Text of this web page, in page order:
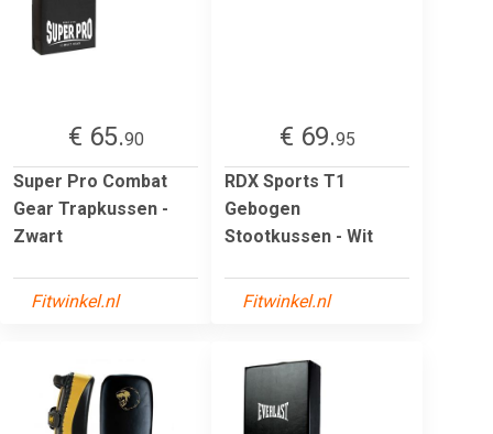
€ 65.90
Super Pro Combat
Gear Trapkussen -
Zwart
Fitwinkel.nl
€ 69.95
RDX Sports T1
Gebogen
Stootkussen - Wit
Fitwinkel.nl